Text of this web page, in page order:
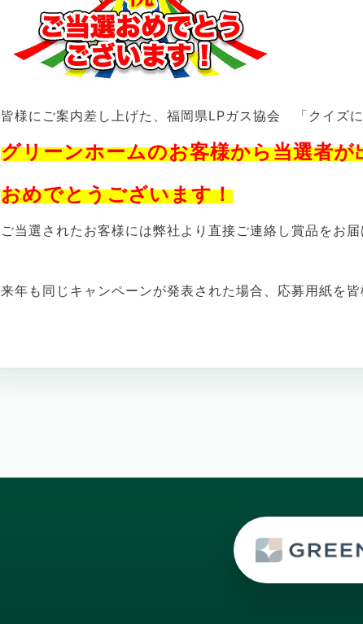
皆様にご案内差し上げた、福岡県LPガス協会 「クイズ
グリーンホームのお客様から当選者が
おめでとうございます！
ご当選されたお客様には弊社より直接ご連絡し賞品を
来年も同じキャンペーンが発表された場合、応募用紙を